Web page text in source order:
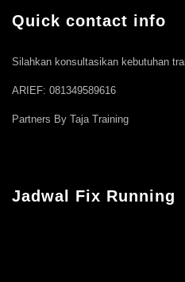
Quick contact info
Silahkan konsultasikan kebutuhan
ARIEF: 081349589616
Partners By Taja Training
Jadwal Fix Running